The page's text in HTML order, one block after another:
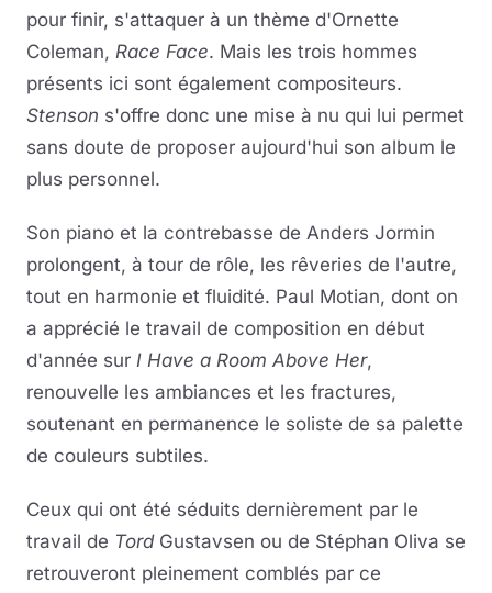
pour finir, s'attaquer à un thème d'Ornette
Coleman, Race Face. Mais les trois hommes
présents ici sont également compositeurs.
Stenson s'offre donc une mise à nu qui lui permet
sans doute de proposer aujourd'hui son album le
plus personnel.
Son piano et la contrebasse de Anders Jormin
prolongent, à tour de rôle, les rêveries de l'autre,
tout en harmonie et fluidité. Paul Motian, dont on
a apprécié le travail de composition en début
d'année sur I Have a Room Above Her,
renouvelle les ambiances et les fractures,
soutenant en permanence le soliste de sa palette
de couleurs subtiles.
Ceux qui ont été séduits dernièrement par le
travail de TordGustavsen ou de Stéphan Oliva se
retrouveront pleinement comblés par ce